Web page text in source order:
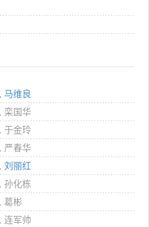
马维良
栾国华
于金玲
严春华
刘丽红
孙化栋
葛彬
连军帅